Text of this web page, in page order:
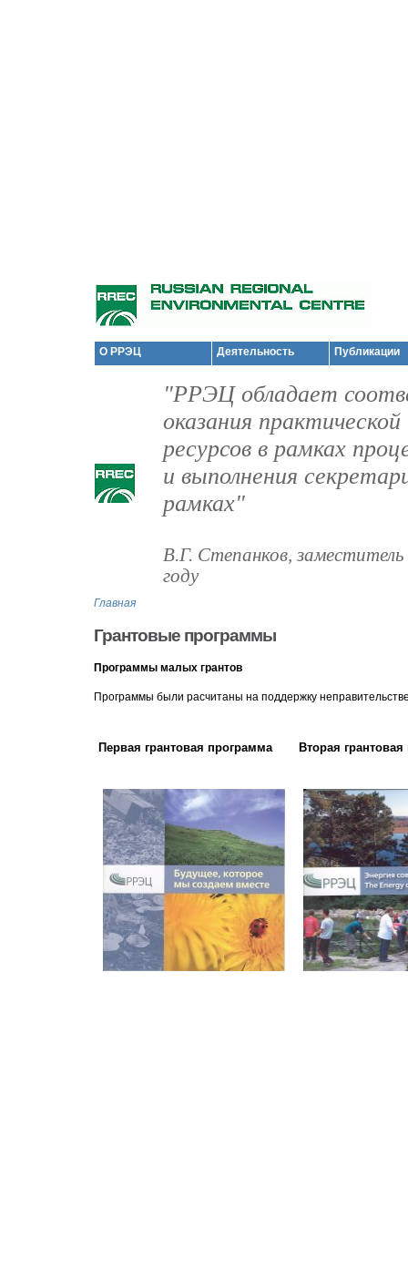
О РРЭЦ Деятельность Публикации
"РРЭЦ обладает
оказания
ресурсов в рамках
и выполнения
рамках"
В.Г. Степанков,
году
Главная
Грантовые программы
Программы малых грантов
Программы были расчитаны на поддержку
Первая грантовая программа Вторая